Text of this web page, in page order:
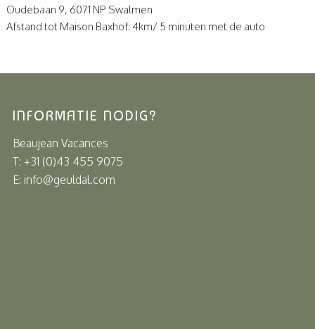
Oudebaan 9, 6071 NP Swalmen
Afstand tot Maison Baxhof: 4km/ 5 minuten met de auto
INFORMATIE NODIG?
Beaujean Vacances
T: +31 (0)43 455 9075
E: info@geuldal.com